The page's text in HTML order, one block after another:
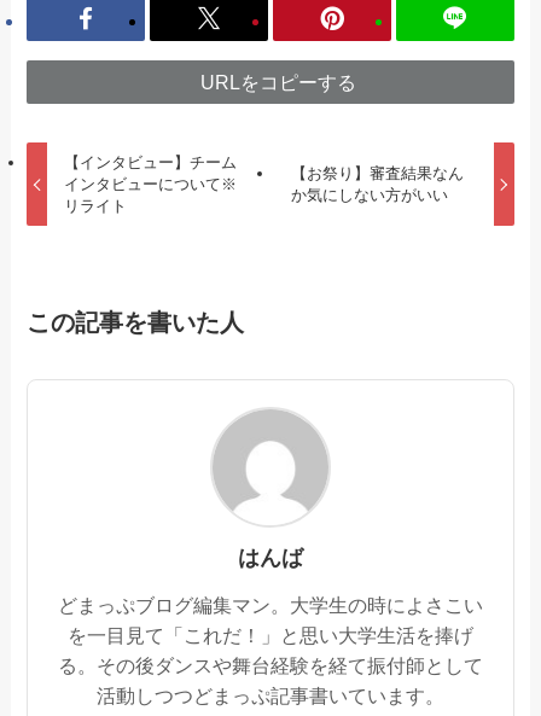
URLをコピーする
【インタビュー】チーム
インタビューについて※
リライト
【お祭り】審査結果なん
か気にしない方がいい
この記事を書いた人
はんば
どまっぷブログ編集マン。大学生の時によさこい
を一目見て「これだ！」と思い大学生活を捧げ
る。その後ダンスや舞台経験を経て振付師として
活動しつつどまっぷ記事書いています。